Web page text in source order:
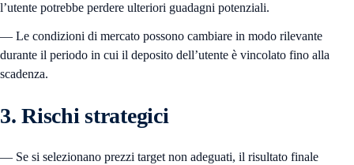
l’utente potrebbe perdere ulteriori guadagni potenziali.
— Le condizioni di mercato possono cambiare in modo rilevante
durante il periodo in cui il deposito dell’utente è vincolato fino alla
scadenza.
3. Rischi strategici
— Se si selezionano prezzi target non adeguati, il risultato finale